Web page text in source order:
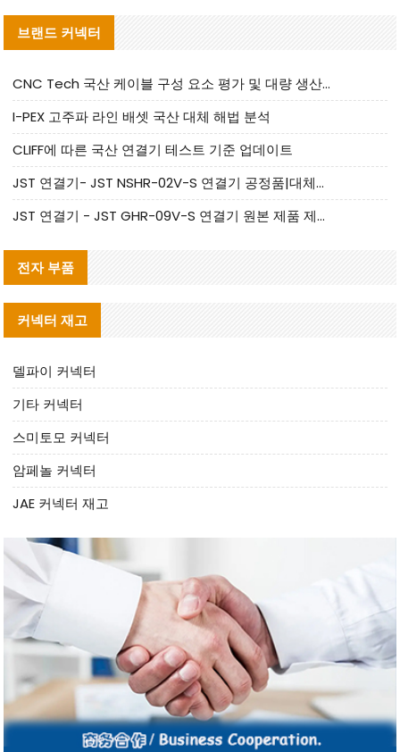
브랜드 커넥터
CNC Tech 국산 케이블 구성 요소 평가 및 대량 생산 적합성 가이드
I-PEX 고주파 라인 배셋 국산 대체 해법 분석
CLIFF에 따른 국산 연결기 테스트 기준 업데이트
JST 연결기- JST NSHR-02V-S 연결기 공정품|대체품 제공
JST 연결기 - JST GHR-09V-S 연결기 원본 제품 제공 | 대체품 제공
전자 부품
커넥터 재고
델파이 커넥터
기타 커넥터
스미토모 커넥터
암페놀 커넥터
JAE 커넥터 재고